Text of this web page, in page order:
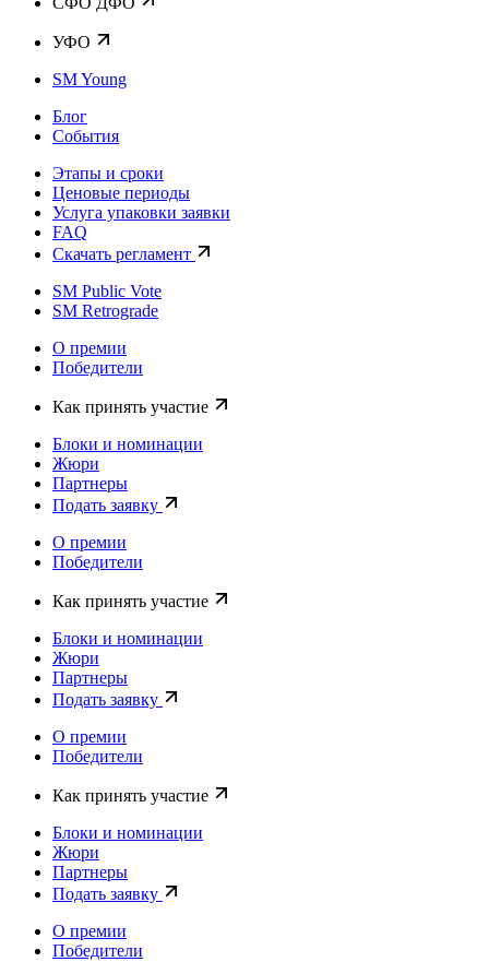
УФО
SM Young
Блог
События
Этапы и сроки
Ценовые периоды
Услуга упаковки заявки
FAQ
Скачать регламент
SM Public Vote
SM Retrograde
О премии
Победители
Как принять участие
Блоки и номинации
Жюри
Партнеры
Подать заявку
О премии
Победители
Как принять участие
Блоки и номинации
Жюри
Партнеры
Подать заявку
О премии
Победители
Как принять участие
Блоки и номинации
Жюри
Партнеры
Подать заявку
О премии
Победители